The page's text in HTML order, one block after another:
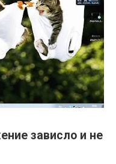
зависло и не